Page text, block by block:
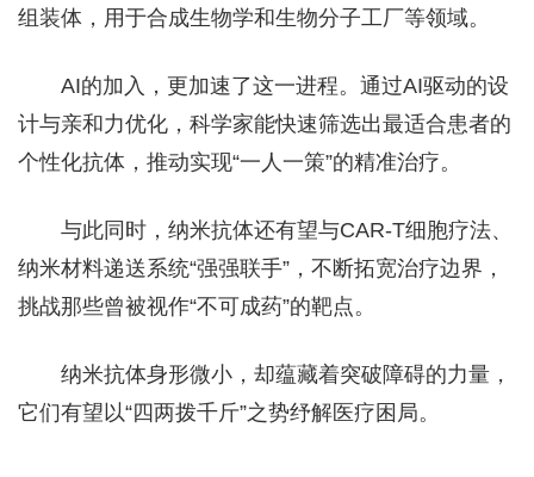
组装体，用于合成生物学和生物分子工厂等领域。
AI的加入，更加速了这一进程。通过AI驱动的设
计与亲和力优化，科学家能快速筛选出最适合患者的
个性化抗体，推动实现“一人一策”的精准治疗。
与此同时，纳米抗体还有望与CAR-T细胞疗法、
纳米材料递送系统“强强联手”，不断拓宽治疗边界，
挑战那些曾被视作“不可成药”的靶点。
纳米抗体身形微小，却蕴藏着突破障碍的力量，
它们有望以“四两拨千斤”之势纾解医疗困局。